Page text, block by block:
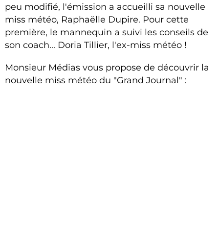
peu modifié, l'émission a accueilli sa nouvelle
miss météo, Raphaëlle Dupire. Pour cette
première, le mannequin a suivi les conseils de
son coach... Doria Tillier, l'ex-miss météo !
Monsieur Médias vous propose de découvrir la
nouvelle miss météo du "Grand Journal" :